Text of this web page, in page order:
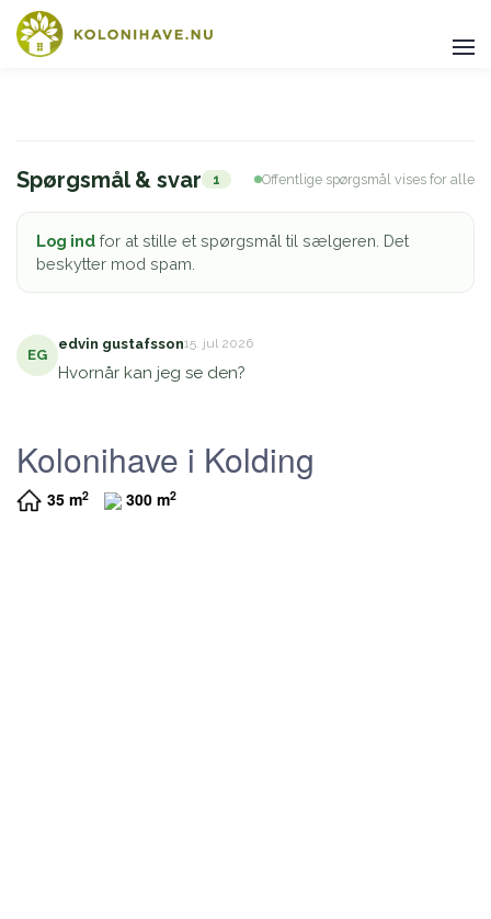
Kolonihave i Kolding
35 m2 300 m2
Spørgsmål & svar 1 Offentlige spørgsmål vises for alle
Log ind for at stille et spørgsmål til sælgeren. Det
beskytter mod spam.
EG
edvin gustafsson15. jul 2026
Hvornår kan jeg se den?